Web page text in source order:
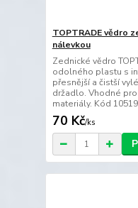
TOPTRADE vědro
nálevkou
Zednické vědro
odolného plastu s
přesnější a čistší
držadlo. Vhodné
materiály. Kód
70 Kč/ks